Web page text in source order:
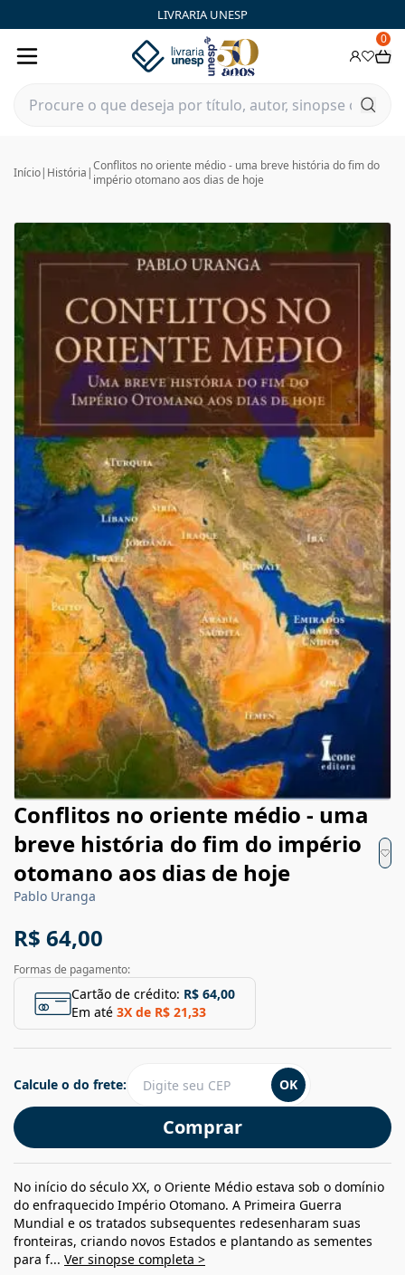
LIVRARIA UNESP
0
Início| História |Conflitos no oriente médio - uma breve história do fim do
império otomano aos dias de hoje
Conflitos no oriente médio - uma
breve história do fim do império
otomano aos dias de hoje
Pablo Uranga
R$ 64,00
Formas de pagamento:
Cartão de crédito: R$ 64,00
Em até 3X de R$ 21,33
Comprar
Calcule o do frete: OK
No início do século XX, o Oriente Médio estava sob o domínio
do enfraquecido Império Otomano. A Primeira Guerra
Mundial e os tratados subsequentes redesenharam suas
fronteiras, criando novos Estados e plantando as sementes
para f... Ver sinopse completa >